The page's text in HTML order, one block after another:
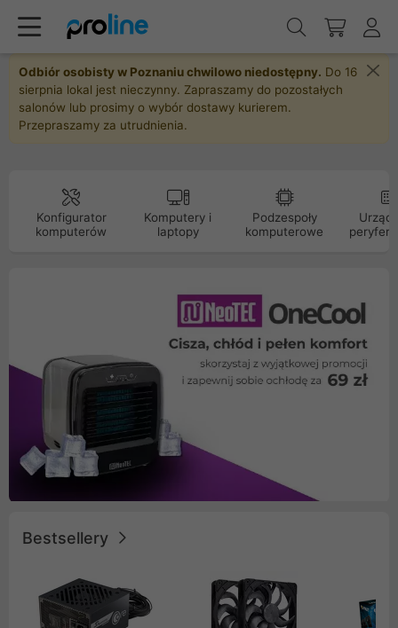
Odbiór osobisty w Poznaniu chwilowo niedostępny. Do 16
sierpnia lokal jest nieczynny. Zapraszamy do pozostałych
salonów lub prosimy o wybór dostawy kurierem.
Przepraszamy za utrudnienia.
Konfigurator
komputerów
Komputery i
laptopy
Podzespoły
komputerowe
Bestsellery